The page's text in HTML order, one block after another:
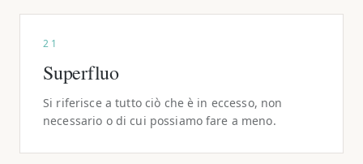
21
Superfluo
Si riferisce a tutto ciò che è in eccesso, non
necessario o di cui possiamo fare a meno.